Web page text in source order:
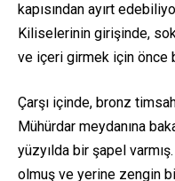
kapısından ayırt
Kiliselerinin girişinde,
ve içeri girmek için önce
Çarşı içinde, bronz
Mühürdar meydanına
yüzyılda bir şapel
olmuş ve yerine zengin